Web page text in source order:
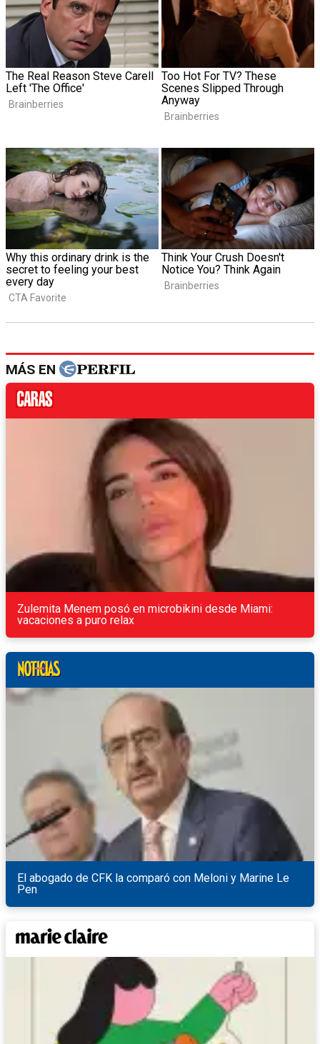
MÁS EN
Zulemita Menem posó en microbikini desde Miami:
vacaciones a puro relax
El abogado de CFK la comparó con Meloni y Marine Le
Pen